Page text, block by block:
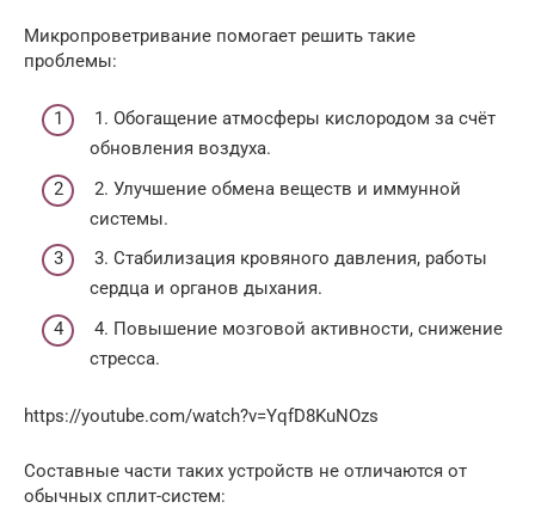
Микропроветривание помогает решить такие
проблемы:
1. Обогащение атмосферы кислородом за счёт
обновления воздуха.
2. Улучшение обмена веществ и иммунной
системы.
3. Стабилизация кровяного давления, работы
сердца и органов дыхания.
4. Повышение мозговой активности, снижение
стресса.
https://youtube.com/watch?v=YqfD8KuNOzs
Составные части таких устройств не отличаются от
обычных сплит-систем: